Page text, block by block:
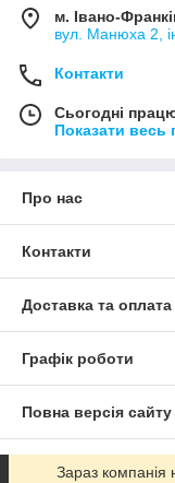
м. Івано-
вул. Манюха 2,
Контакти
Сьогодні
Показати весь
Про нас
Контакти
Доставка та оплата
Графік роботи
Повна версія сайту
Сайт створено на
Зараз